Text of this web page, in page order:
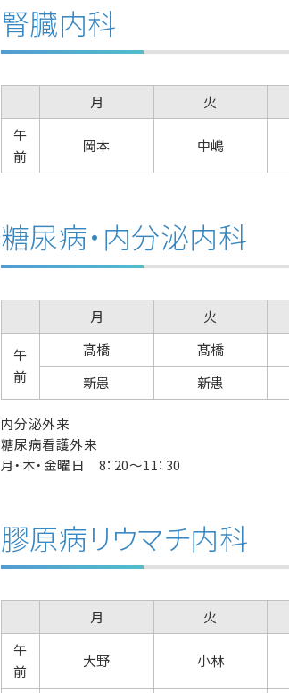
腎臓内科
月 火
午
前
岡本 中嶋
糖尿病・内分泌内科
月 火
午
前
髙橋 髙橋
新患
新患
内分泌外来
糖尿病看護外来
月・木・金曜日 8：20～11：30
膠原病リウマチ内科
月 火
午
前
大野 小林